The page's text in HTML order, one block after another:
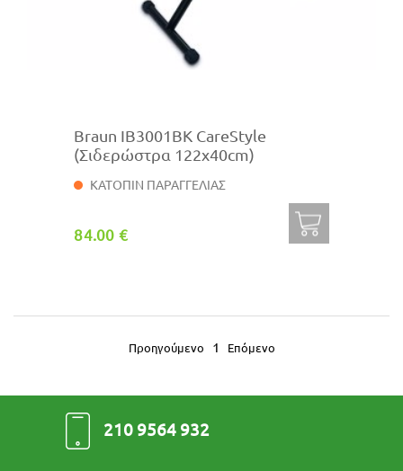
Braun IB3001BK CareStyle
(Σιδερώστρα 122x40cm)
ΚΑΤΟΠΙΝ ΠΑΡΑΓΓΕΛΙΑΣ
84.00 €
Προηγούμενο 1 Επόμενο
210 9564 932